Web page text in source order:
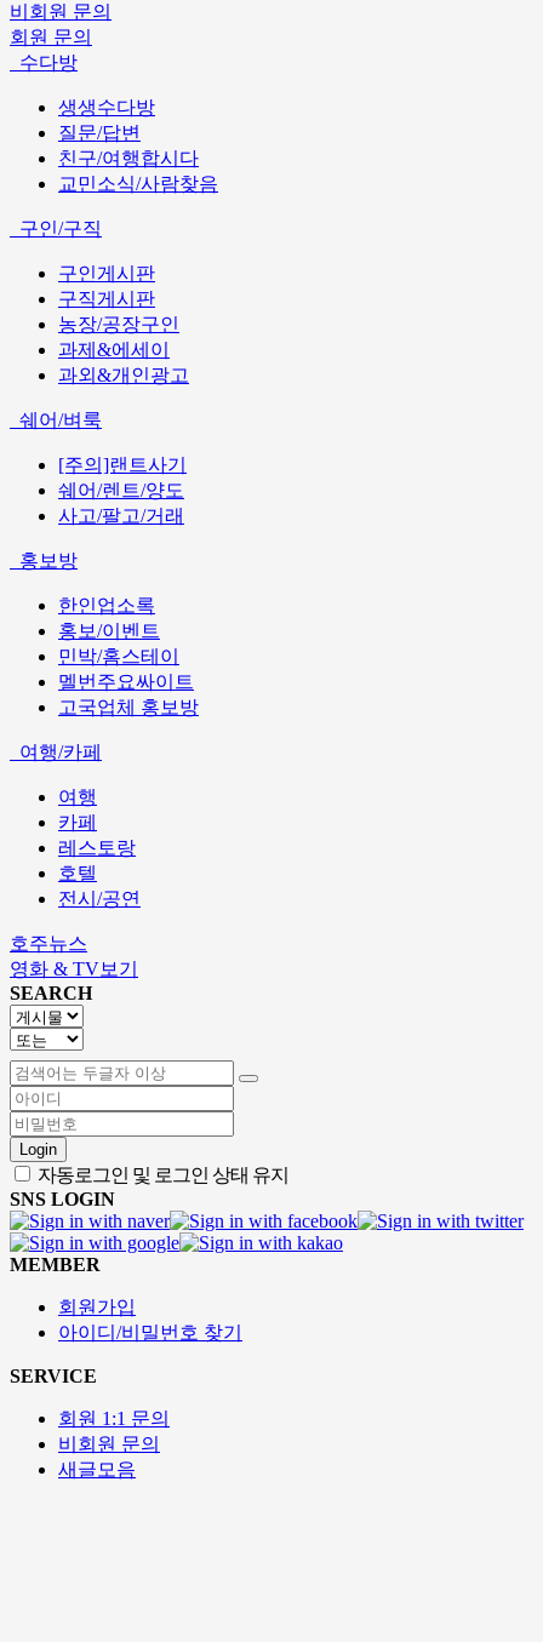
비회원 문의
회원 문의
수다방
생생수다방
질문/답변
친구/여행합시다
교민소식/사람찾음
구인/구직
구인게시판
구직게시판
농장/공장구인
과제&에세이
과외&개인광고
쉐어/벼룩
[주의]랜트사기
쉐어/렌트/양도
사고/팔고/거래
홍보방
한인업소록
홍보/이벤트
민박/홈스테이
멜번주요싸이트
고국업체 홍보방
여행/카페
여행
카페
레스토랑
호텔
전시/공연
호주뉴스
영화 & TV보기
SEARCH
Login
자동로그인 및 로그인 상태 유지
SNS LOGIN
MEMBER
회원가입
아이디/비밀번호 찾기
SERVICE
회원 1:1 문의
비회원 문의
새글모음